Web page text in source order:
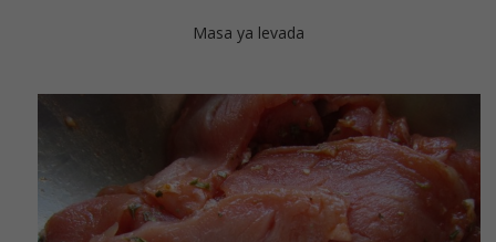
Masa ya levada